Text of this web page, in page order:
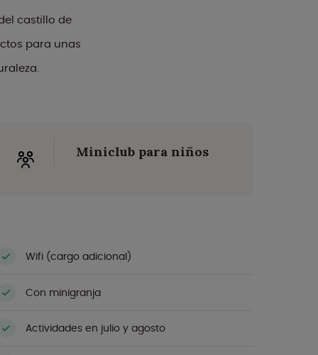
castillo de
para unas
Miniclub para niños
Wifi (cargo adicional)
Con minigranja
Actividades en julio y agosto